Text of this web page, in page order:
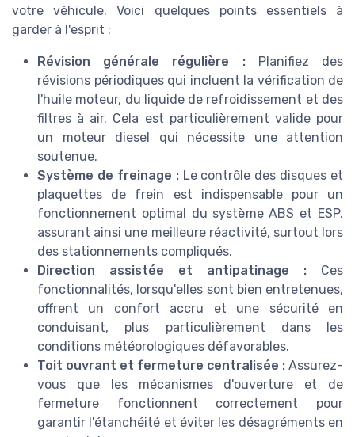
votre véhicule. Voici quelques points essentiels à
garder à l'esprit :
Révision générale régulière :Planifiez des
révisions périodiques qui incluent la vérification de
l'huile moteur, du liquide de refroidissement et des
filtres à air. Cela est particulièrement valide pour
un moteur diesel qui nécessite une attention
soutenue.
Système de freinage :Le contrôle des disques et
plaquettes de frein est indispensable pour un
fonctionnement optimal du système ABS et ESP,
assurant ainsi une meilleure réactivité, surtout lors
des stationnements compliqués.
Direction assistée et antipatinage : Ces
fonctionnalités, lorsqu'elles sont bien entretenues,
offrent un confort accru et une sécurité en
conduisant, plus particulièrement dans les
conditions météorologiques défavorables.
Toit ouvrant et fermeture centralisée : Assurez-
vous que les mécanismes d'ouverture et de
fermeture fonctionnent correctement pour
garantir l'étanchéité et éviter les désagréments en